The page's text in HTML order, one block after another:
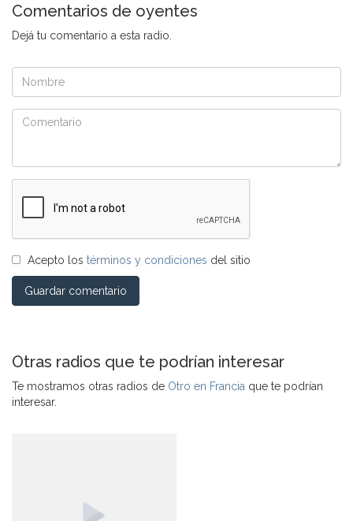
Comentarios de oyentes
Dejá tu comentario a esta radio.
Acepto los términos y condiciones del sitio
Guardar comentario
Otras radios que te podrían interesar
Te mostramos otras radios de Otro en Francia que te podrían
interesar.